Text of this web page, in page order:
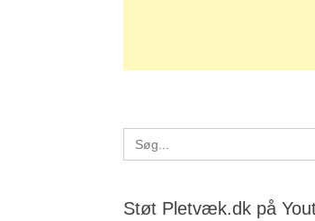
Search
for:
Støt Pletvæk.dk på